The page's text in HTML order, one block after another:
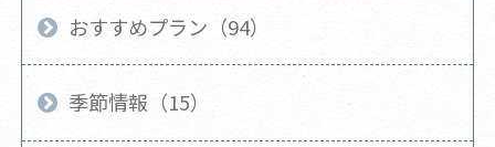
おすすめプラン（94）
季節情報（15）